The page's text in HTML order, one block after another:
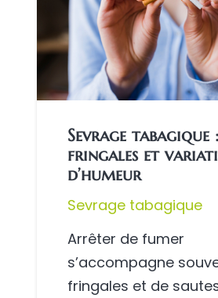
Sevrage tabagique
fringales et
d’humeur
Sevrage tabagique
Arrêter de fumer
s’accompagne
fringales et de